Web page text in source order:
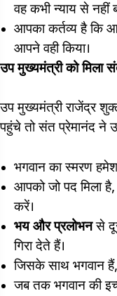
वह कभी न्याय से नहीं
आपका कर्तव्य है कि
आपने वही किया।
उप मुख्यमंत्री को मिला
उप मुख्यमंत्री राजेंद्र
पहुंचे तो संत प्रेमानंद ने
भगवान का स्मरण
आपको जो पद मिला
करें।
भय और प्रलोभनसे
गिरा देते हैं।
जिसके साथ भगवान हैं,
जब तक भगवान की